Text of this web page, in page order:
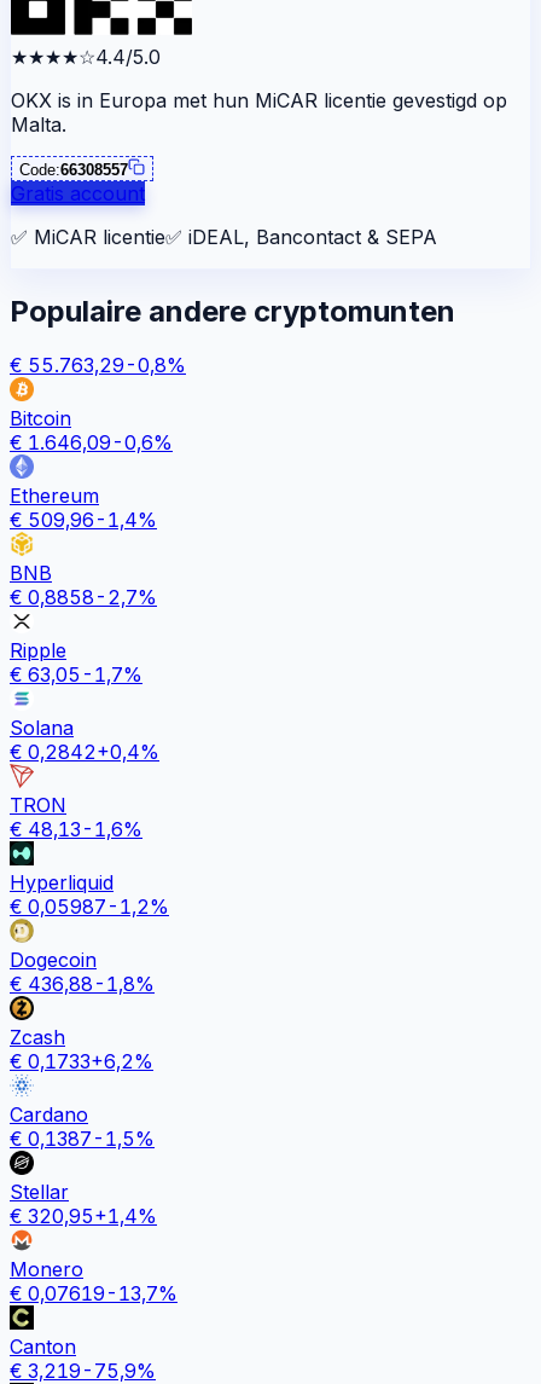
★★★★☆4.4/5.0
OKX is in Europa met hun MiCAR licentie gevestigd op
Malta.
Code:66308557
Gratis account
✅ MiCAR licentie✅ iDEAL, Bancontact & SEPA
Populaire andere cryptomunten
€ 55.763,29 -0,8%
Bitcoin
€ 1.646,09 -0,6%
Ethereum
€ 509,96 -1,4%
BNB
€ 0,8858 -2,7%
Ripple
€ 63,05 -1,7%
Solana
€ 0,2842+0,4%
TRON
€ 48,13 -1,6%
Hyperliquid
€ 0,05987 -1,2%
Dogecoin
€ 436,88 -1,8%
Zcash
€ 0,1733+6,2%
Cardano
€ 0,1387 -1,5%
Stellar
€ 320,95+1,4%
Monero
€ 0,07619 -13,7%
Canton
€ 3,219 -75,9%